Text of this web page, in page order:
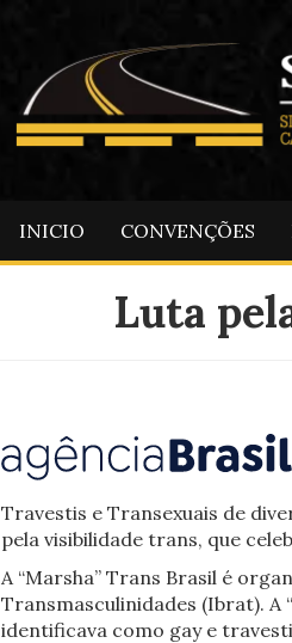
INICIO CONVENÇÕES
Luta
Travestis e Transexuais de
pela visibilidade trans, que
A “Marsha” Trans Brasil é
Transmasculinidades (Ibrat). A
identificava como gay e